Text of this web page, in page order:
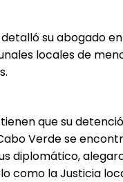
su abogado
locales de
que su
Verde se
diplomático,
como la Justicia